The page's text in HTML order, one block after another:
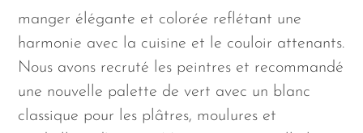
manger élégante et colorée reflétant une
harmonie avec la cuisine et le couloir attenants.
Nous avons recruté les peintres et recommandé
une nouvelle palette de vert avec un blanc
classique pour les plâtres, moulures et